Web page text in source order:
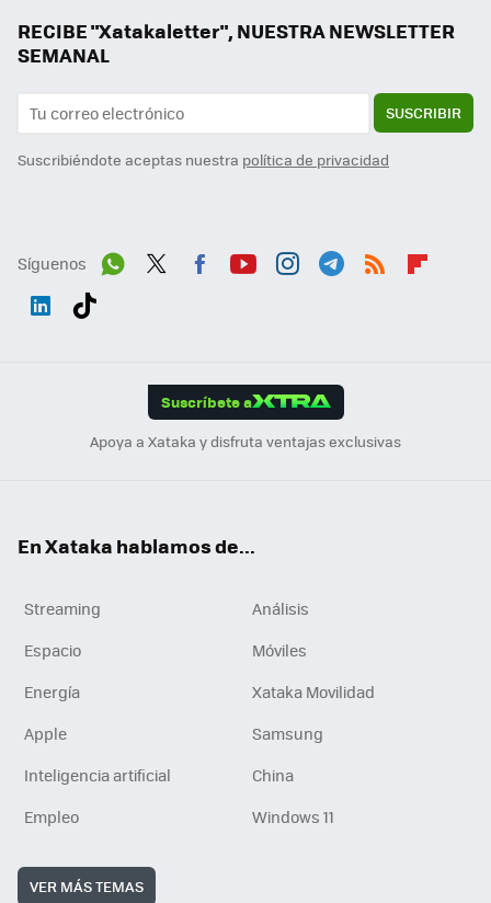
RECIBE "Xatakaletter", NUESTRA NEWSLETTER
SEMANAL
SUSCRIBIR
Suscribiéndote aceptas nuestra política de privacidad
Síguenos
Suscríbete a
Apoya a Xataka y disfruta ventajas exclusivas
En Xataka hablamos de...
Streaming
Análisis
Espacio
Móviles
Energía
Xataka Movilidad
Apple
Samsung
Inteligencia artificial
China
Empleo
Windows 11
VER MÁS TEMAS